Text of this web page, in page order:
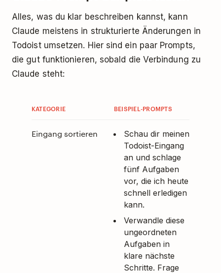
Alles, was du klar beschreiben kannst, kann
Claude meistens in strukturierte Änderungen in
Todoist umsetzen. Hier sind ein paar Prompts,
die gut funktionieren, sobald die Verbindung zu
Claude steht:
KATEGORIE BEISPIEL-PROMPTS
Eingang sortieren
Schau dir meinen
Todoist-Eingang
an und schlage
fünf Aufgaben
vor, die ich heute
schnell erledigen
kann.
Verwandle diese
ungeordneten
Aufgaben in
klare nächste
Schritte. Frage